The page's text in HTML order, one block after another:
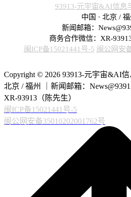
93913-元宇宙&AI信息
中国 · 北京 / 福
新闻邮箱：
商务合作微信：XR-
闽ICP备15021441号-5 闽公网安
Copyright © 2026 93913-元宇宙&AI
北京 / 福州 ｜新闻邮箱：
XR-93913（陈先生）
闽ICP备15021441号-5
闽公网安备35010202001762号